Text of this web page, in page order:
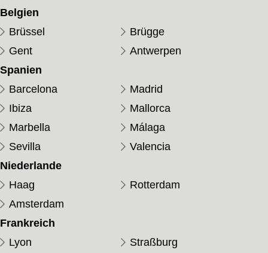
Belgien
Brüssel
Brügge
Gent
Antwerpen
Spanien
Barcelona
Madrid
Ibiza
Mallorca
Marbella
Málaga
Sevilla
Valencia
Niederlande
Haag
Rotterdam
Amsterdam
Frankreich
Lyon
Straßburg